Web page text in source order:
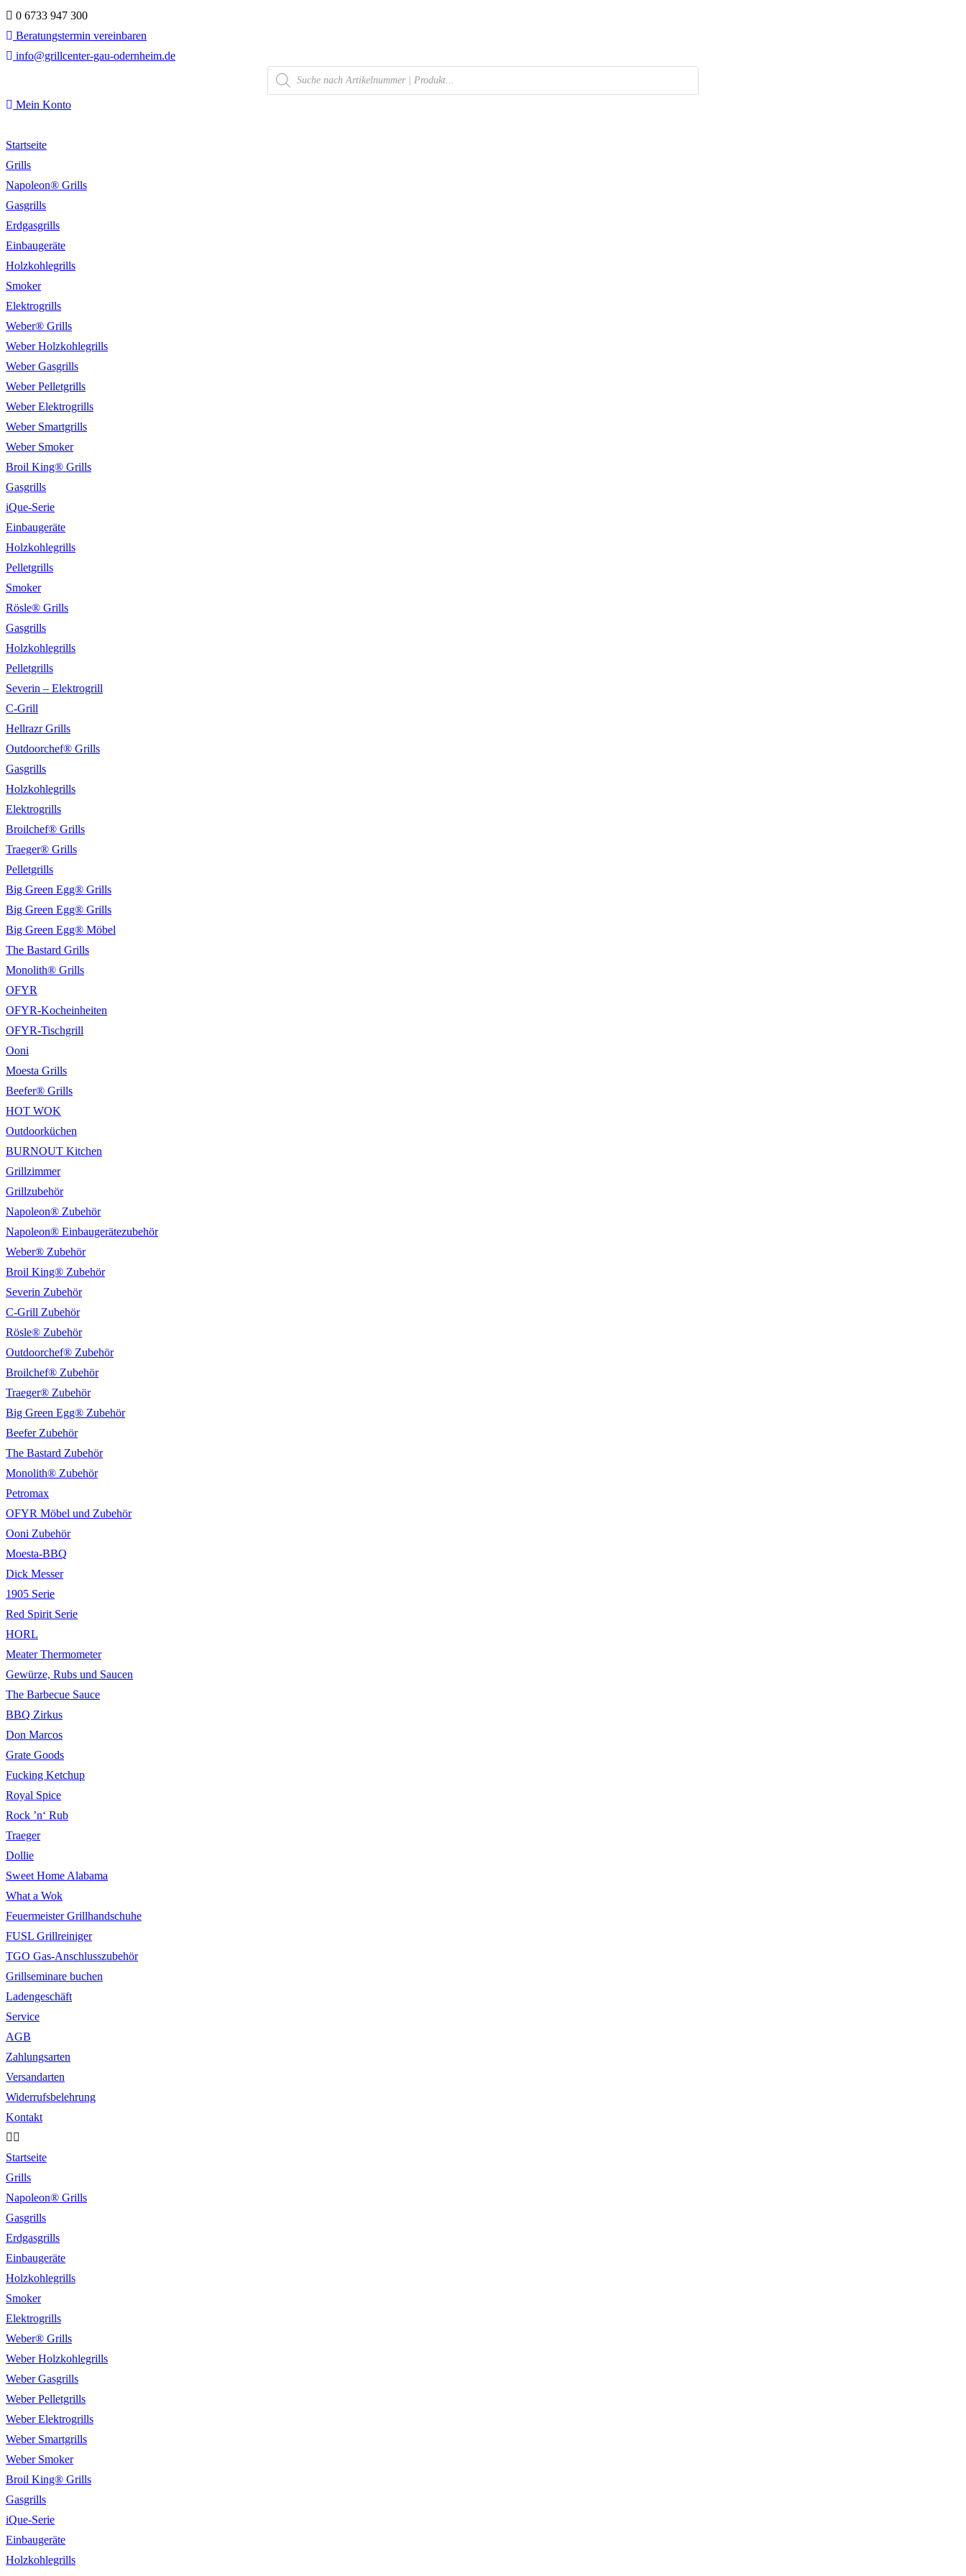
Zum
Inhalt
springen
0 6733 947 300
Beratungstermin vereinbaren
info@grillcenter-gau-odernheim.de
Products
search
Mein Konto
Startseite
Grills
Napoleon® Grills
Gasgrills
Erdgasgrills
Einbaugeräte
Holzkohlegrills
Smoker
Elektrogrills
Weber® Grills
Weber Holzkohlegrills
Weber Gasgrills
Weber Pelletgrills
Weber Elektrogrills
Weber Smartgrills
Weber Smoker
Broil King® Grills
Gasgrills
iQue-Serie
Einbaugeräte
Holzkohlegrills
Pelletgrills
Smoker
Rösle® Grills
Gasgrills
Holzkohlegrills
Pelletgrills
Severin – Elektrogrill
C-Grill
Hellrazr Grills
Outdoorchef® Grills
Gasgrills
Holzkohlegrills
Elektrogrills
Broilchef® Grills
Traeger® Grills
Pelletgrills
Big Green Egg® Grills
Big Green Egg® Grills
Big Green Egg® Möbel
The Bastard Grills
Monolith® Grills
OFYR
OFYR-Kocheinheiten
OFYR-Tischgrill
Ooni
Moesta Grills
Beefer® Grills
HOT WOK
Outdoorküchen
BURNOUT Kitchen
Grillzimmer
Grillzubehör
Napoleon® Zubehör
Napoleon® Einbaugerätezubehör
Weber® Zubehör
Broil King® Zubehör
Severin Zubehör
C-Grill Zubehör
Rösle® Zubehör
Outdoorchef® Zubehör
Broilchef® Zubehör
Traeger® Zubehör
Big Green Egg® Zubehör
Beefer Zubehör
The Bastard Zubehör
Monolith® Zubehör
Petromax
OFYR Möbel und Zubehör
Ooni Zubehör
Moesta-BBQ
Dick Messer
1905 Serie
Red Spirit Serie
HORL
Meater Thermometer
Gewürze, Rubs und Saucen
The Barbecue Sauce
BBQ Zirkus
Don Marcos
Grate Goods
Fucking Ketchup
Royal Spice
Rock ’n‘ Rub
Traeger
Dollie
Sweet Home Alabama
What a Wok
Feuermeister Grillhandschuhe
FUSL Grillreiniger
TGO Gas-Anschlusszubehör
Grillseminare buchen
Ladengeschäft
Service
AGB
Zahlungsarten
Versandarten
Widerrufsbelehrung
Kontakt
Startseite
Grills
Napoleon® Grills
Gasgrills
Erdgasgrills
Einbaugeräte
Holzkohlegrills
Smoker
Elektrogrills
Weber® Grills
Weber Holzkohlegrills
Weber Gasgrills
Weber Pelletgrills
Weber Elektrogrills
Weber Smartgrills
Weber Smoker
Broil King® Grills
Gasgrills
iQue-Serie
Einbaugeräte
Holzkohlegrills